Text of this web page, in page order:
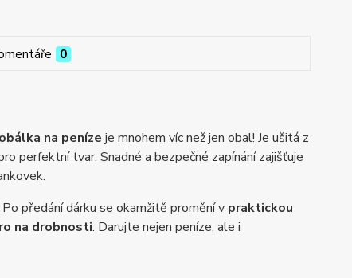
0
na peníze je mnohem víc než jen obal! Je ušitá z
perfektní tvar. Snadné a bezpečné zapínání zajišťuje
Po předání dárku se okamžitě promění v praktickou
na drobnosti. Darujte nejen peníze, ale i